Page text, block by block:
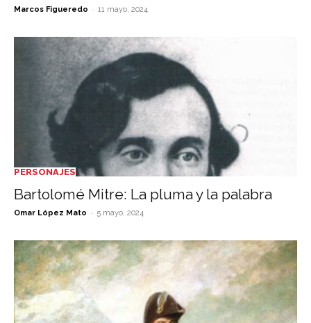
Marcos Figueredo - 11 mayo, 2024
PERSONAJES
Bartolomé Mitre: La pluma y la palabra
Omar López Mato - 5 mayo, 2024